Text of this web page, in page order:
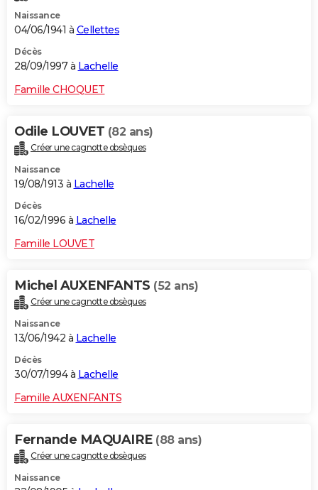
Naissance
04/06/1941 à Cellettes
Décès
28/09/1997 à Lachelle
Famille CHOQUET
Odile LOUVET (82 ans)
Créer une cagnotte obsèques
Naissance
19/08/1913 à Lachelle
Décès
16/02/1996 à Lachelle
Famille LOUVET
Michel AUXENFANTS (52 ans)
Créer une cagnotte obsèques
Naissance
13/06/1942 à Lachelle
Décès
30/07/1994 à Lachelle
Famille AUXENFANTS
Fernande MAQUAIRE (88 ans)
Créer une cagnotte obsèques
Naissance